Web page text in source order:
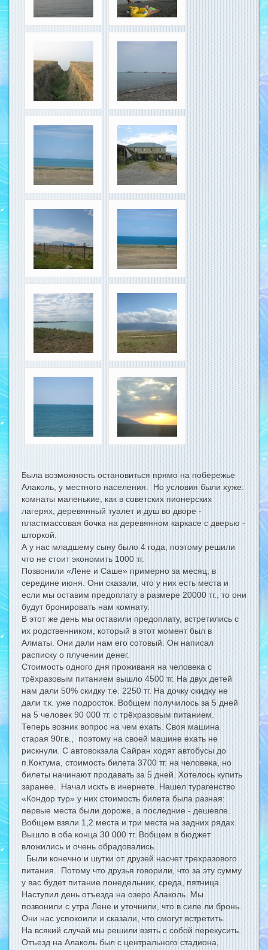
Была возможность остановиться прямо на побережье
Алаколь, у местного населения. Но условия были хуже:
комнаты маленькие, как в советских пионерских
лагерях, деревянный туалет и душ во дворе -
пластмассовая бочка на деревянном каркасе с дверью -
шторкой.
А у нас младшему сыну было 4 года, поэтому решили
что не стоит экономить 1000 тг.
Позвонили «Лене и Саше» примерно за месяц, в
середине июня. Они сказали, что у них есть места и
если мы оставим предоплату в размере 20000 тг., то они
будут бронировать нам комнату.
В этот же день мы оставили предоплату, встретились с
их родственником, который в этот момент был в
Алматы. Они дали нам его сотовый. Он написал
расписку о плучении денег.
Стоимость одного дня проживаня на человека с
трёхразовым питанием вышло 4500 тг. На двух детей
нам дали 50% скидку т.е. 2250 тг. На дочку скидку не
дали т.к. уже подросток. Вобщем получилось за 5 дней
на 5 человек 90 000 тг. с трёхразовым питанием.
Теперь возник вопрос на чем ехать. Своя машина
старая 90г.в., поэтому на своей машине ехать не
рискнули. С автовокзала Сайран ходят автобусы до
п.Коктума, стоимость билета 3700 тг. на человека, но
билеты начинают продавать за 5 дней. Хотелось купить
заранее. Начал искть в инернете. Нашел турагенство
«Кондор тур» у них стоимость билета была разная:
первые места были дороже, а последние - дешевле.
Вобщем взяли 1,2 места и три места на задних рядах.
Вышло в оба конца 30 000 тг. Вобщем в бюджет
вложились и очень обрадовались.
Были конечно и шутки от друзей насчет трехразового
питания. Потому что друзья говорили, что за эту сумму
у вас будет питание понедельник, среда, пятница.
Наступил день отъезда на озеро Алаколь. Мы
позвонили с утра Лене и уточнили, что в силе ли бронь.
Они нас успокоили и сказали, что смогут встретить.
На всякий случай мы решили взять с собой перекусить.
Отъезд на Алаколь был с центрального стадиона,